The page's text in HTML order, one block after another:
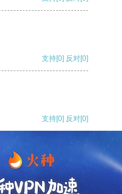
支持[0] 反对[0]
支持[0] 反对[0]
支持 反对